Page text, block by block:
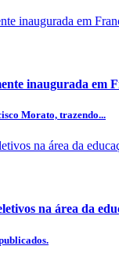
inaugurada em
Morato, trazendo...
na área da